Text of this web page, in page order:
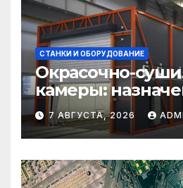
СТАНКИ И ОБОРУДОВАНИЕ
Окрасочно-
камеры:
области
7 АВГУСТА, 2026